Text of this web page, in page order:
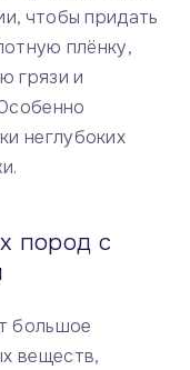
чтобы придать
плёнку,
грязи и
неглубоких
пород с
большое
веществ,